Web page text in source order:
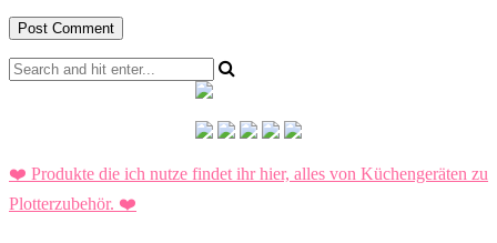
❤️ Produkte die ich nutze findet ihr hier, alles von Küchengeräten zu
Plotterzubehör. ❤️